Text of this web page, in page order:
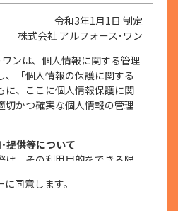
令和3年1月1日 制定
株式会社 アルフォース･ワン
ンは、個人情報に関する管理
、「個人情報の保護に関する
に、ここに個人情報保護に関
切かつ確実な個人情報の管理
提供等について
は、その利用目的をできる限
用い、同意を得て取得しま
同意します。